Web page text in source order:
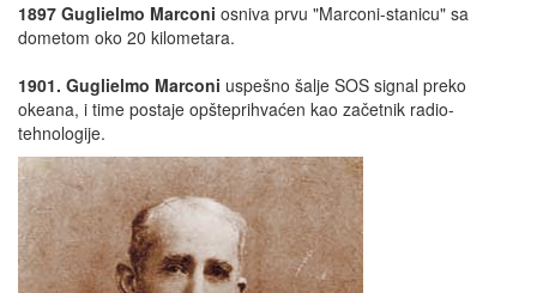
1897 Guglielmo Marconi osniva prvu "Marconi-stanicu" sa
dometom oko 20 kilometara.
1901. Guglielmo Marconi uspešno šalje SOS signal preko
okeana, i time postaje opšteprihvaćen kao začetnik radio-
tehnologije.